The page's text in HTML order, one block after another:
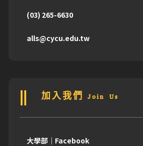
(03) 265-6630
alls@cycu.edu.tw
加入我們 Join Us
大學部｜Facebook